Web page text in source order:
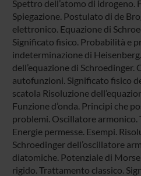
Spettro dell’atomo di idrogeno.
Spiegazione. Postulato di de
elettronico. Equazione di
Significato fisico. Probabilità e
indeterminazione di
dell’equazione di
autofunzioni. Significato fisico
scatola Risoluzione
Funzione d’onda. Principi che
problemi. Oscillatore armonico.
Energie permesse. Esempi.
Schroedinger dell’oscillatore
diatomiche. Potenziale di
rigido. Trattamento classico.